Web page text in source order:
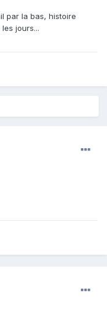
par la bas, histoire
jours...